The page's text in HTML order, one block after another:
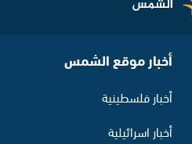
أخبار موقع الشمس
أخبار فلسطينية
أخبار اسرائيلية